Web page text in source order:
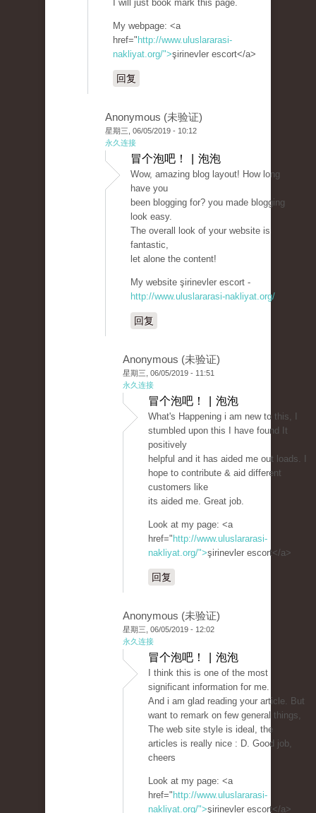
I will just book mark this page.
My webpage: <a
href=" http://www.uluslararasi-
nakliyat.org/">şirinevler escort</a>
回复
Anonymous (未验证)
星期三, 06/05/2019 - 10:12
永久连接
冒个泡吧！ | 泡泡
Wow, amazing blog layout! How long
have you
been blogging for? you made blogging
look easy.
The overall look of your website is
fantastic,
let alone the content!
My website şirinevler escort -
http://www.uluslararasi-nakliyat.org/
回复
Anonymous (未验证)
星期三, 06/05/2019 - 11:51
永久连接
冒个泡吧！ | 泡泡
What's Happening i am new to this, I
stumbled upon this I have found It
positively
helpful and it has aided me out loads. I
hope to contribute & aid different
customers like
its aided me. Great job.
Look at my page: <a
href=" http://www.uluslararasi-
nakliyat.org/">şirinevler escort</a>
回复
Anonymous (未验证)
星期三, 06/05/2019 - 12:02
永久连接
冒个泡吧！ | 泡泡
I think this is one of the most
significant information for me.
And i am glad reading your article. But
want to remark on few general things,
The web site style is ideal, the
articles is really nice : D. Good job,
cheers
Look at my page: <a
href=" http://www.uluslararasi-
nakliyat.org/">şirinevler escort</a>